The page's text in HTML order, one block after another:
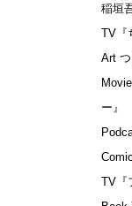
稲垣
TV『
Art
ー』
TV『